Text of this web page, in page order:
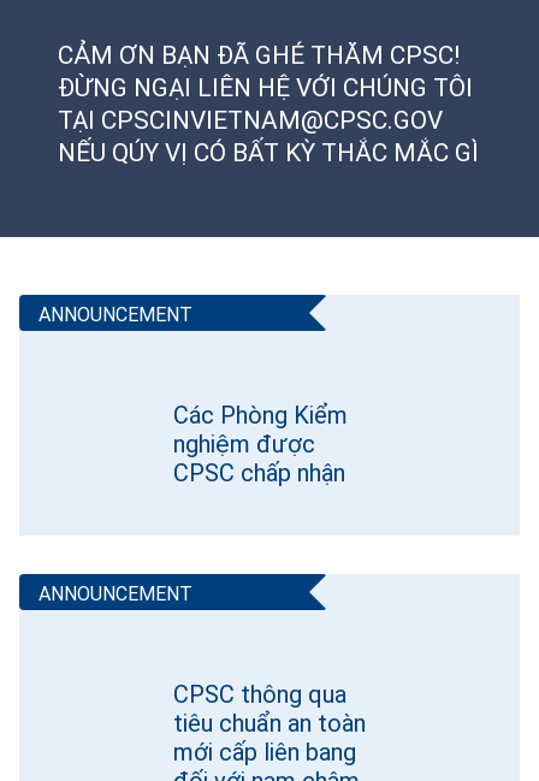
CẢM ƠN BẠN ĐÃ GHÉ THĂM CPSC!
ĐỪNG NGẠI LIÊN HỆ VỚI CHÚNG TÔI
TẠI CPSCINVIETNAM@CPSC.GOV
NẾU QÚY VỊ CÓ BẤT KỲ THẮC MẮC GÌ
Các Phòng Kiểm
nghiệm được
CPSC chấp nhận
CPSC thông qua
tiêu chuẩn an toàn
mới cấp liên bang